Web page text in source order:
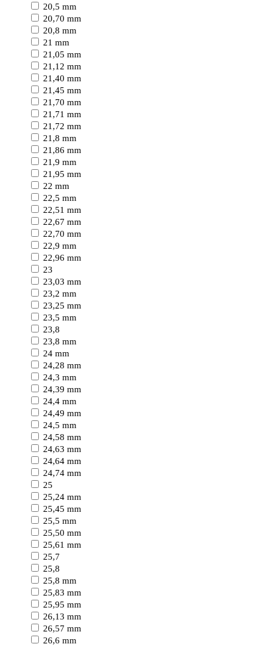
20,5 mm
20,70 mm
20,8 mm
21 mm
21,05 mm
21,12 mm
21,40 mm
21,45 mm
21,70 mm
21,71 mm
21,72 mm
21,8 mm
21,86 mm
21,9 mm
21,95 mm
22 mm
22,5 mm
22,51 mm
22,67 mm
22,70 mm
22,9 mm
22,96 mm
23
23,03 mm
23,2 mm
23,25 mm
23,5 mm
23,8
23,8 mm
24 mm
24,28 mm
24,3 mm
24,39 mm
24,4 mm
24,49 mm
24,5 mm
24,58 mm
24,63 mm
24,64 mm
24,74 mm
25
25,24 mm
25,45 mm
25,5 mm
25,50 mm
25,61 mm
25,7
25,8
25,8 mm
25,83 mm
25,95 mm
26,13 mm
26,57 mm
26,6 mm